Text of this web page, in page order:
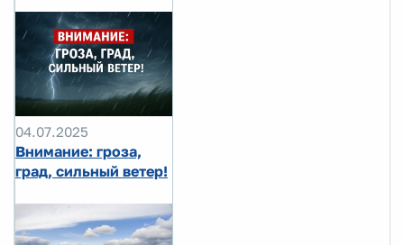
04.07.2025
Внимание: гроза,
град, сильный ветер!